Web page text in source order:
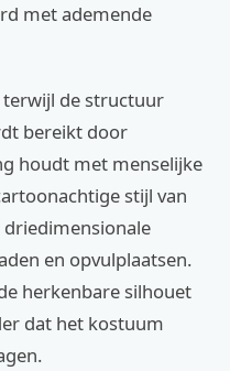
met ademende
de structuur
bereikt door
houdt met menselijke
stijl van
en opvulplaatsen.
herkenbare silhouet
dat het kostuum